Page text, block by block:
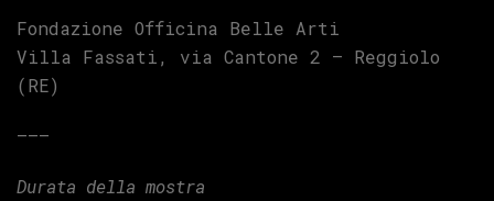
Fondazione Officina Belle Arti
Villa Fassati, via Cantone 2 – Reggiolo
(RE)
——–
Durata della mostra